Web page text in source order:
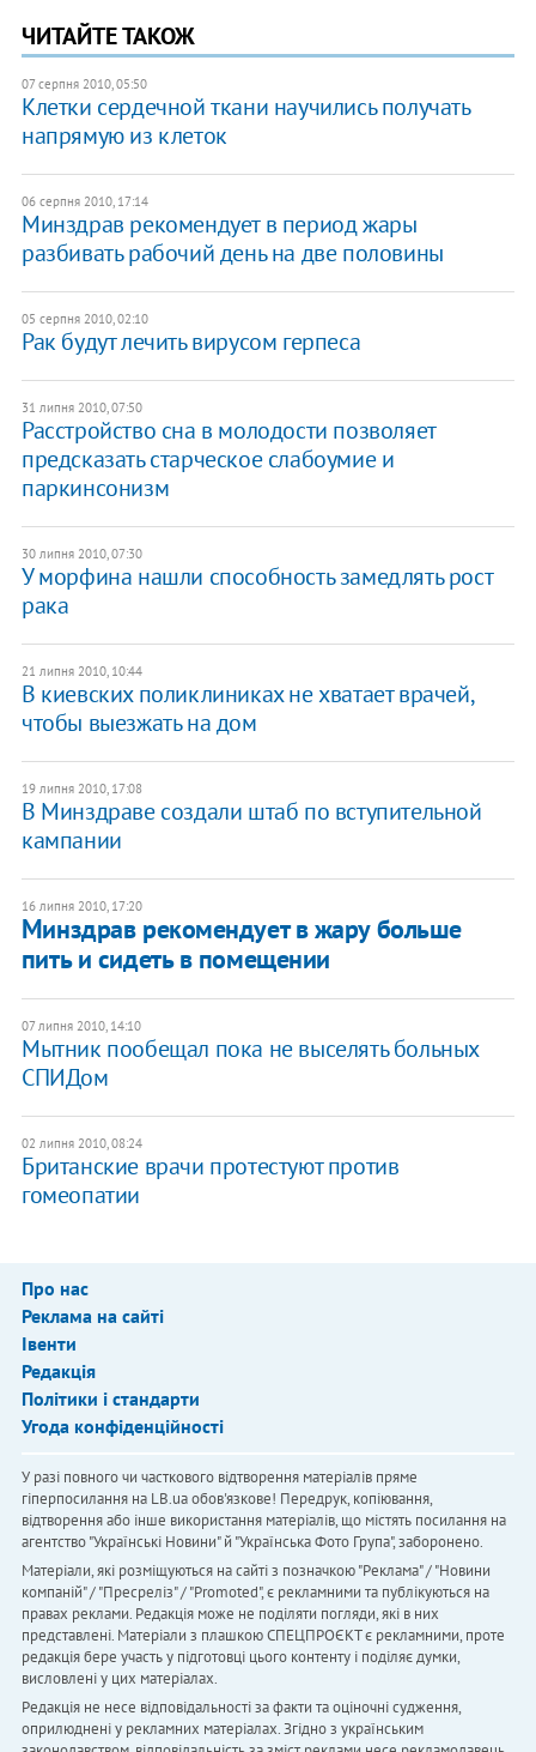
ЧИТАЙТЕ ТАКОЖ
07 серпня 2010, 05:50
Клетки сердечной ткани научились получать
напрямую из клеток
06 серпня 2010, 17:14
Минздрав рекомендует в период жары
разбивать рабочий день на две половины
05 серпня 2010, 02:10
Рак будут лечить вирусом герпеса
31 липня 2010, 07:50
Расстройство сна в молодости позволяет
предсказать старческое слабоумие и
паркинсонизм
30 липня 2010, 07:30
У морфина нашли способность замедлять рост
рака
21 липня 2010, 10:44
В киевских поликлиниках не хватает врачей,
чтобы выезжать на дом
19 липня 2010, 17:08
В Минздраве создали штаб по вступительной
кампании
16 липня 2010, 17:20
Минздрав рекомендует в жару больше
пить и сидеть в помещении
07 липня 2010, 14:10
Мытник пообещал пока не выселять больных
СПИДом
02 липня 2010, 08:24
Британские врачи протестуют против
гомеопатии
Про нас
Реклама на сайті
Івенти
Редакція
Політики і стандарти
Угода конфіденційності
У разі повного чи часткового відтворення матеріалів пряме
гіперпосилання на LB.ua обов'язкове! Передрук, копіювання,
відтворення або інше використання матеріалів, що містять посилання на
агентство "Українськi Новини" й "Українська Фото Група", заборонено.
Матеріали, які розміщуються на сайті з позначкою "Реклама" / "Новини
компаній" / "Пресреліз" / "Promoted", є рекламними та публікуються на
правах реклами. Редакція може не поділяти погляди, які в них
представлені. Матеріали з плашкою СПЕЦПРОЄКТ є рекламними, проте
редакція бере участь у підготовці цього контенту і поділяє думки,
висловлені у цих матеріалах.
Редакція не несе відповідальності за факти та оціночні судження,
оприлюднені у рекламних матеріалах. Згідно з українським